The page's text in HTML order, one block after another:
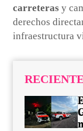
carreteras y
derechos
infraestructura